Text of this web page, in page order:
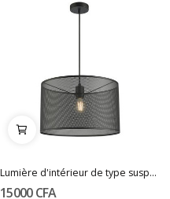
Lumière d'intérieur de type suspension
15 000 CFA